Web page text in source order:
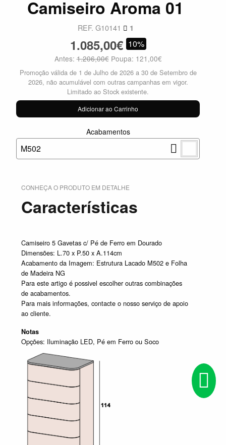
Camiseiro Aroma 01
REF. G10141 1
1.085,00€ 10%
Antes:1.206,00€ Poupa: 121,00€
Promoção válida de 1 de Julho de 2026 a 30 de Setembro de
2026, não acumulável com outras campanhas em vigor.
Limitado ao Stock existente.
Adicionar ao Carrinho
Acabamentos
M502
CONHEÇA O PRODUTO EM DETALHE
Características
Camiseiro 5 Gavetas c/ Pé de Ferro em Dourado
Dimensões: L.70 x P.50 x A.114cm
Acabamento da Imagem: Estrutura Lacado M502 e Folha
de Madeira NG
Para este artigo é possivel escolher outras combinações
de acabamentos.
Para mais informações, contacte o nosso serviço de apoio
ao cliente.
Notas
Opções: Iluminação LED, Pé em Ferro ou Soco